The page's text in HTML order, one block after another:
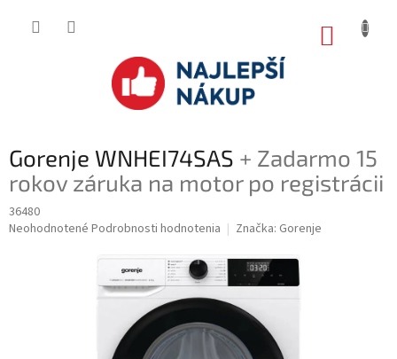
Gorenje WNHEI74SAS + Zadarmo 15
rokov záruka na motor po registrácii
36480
Priemerné
Neohodnotené Podrobnosti hodnotenia Značka: Gorenje